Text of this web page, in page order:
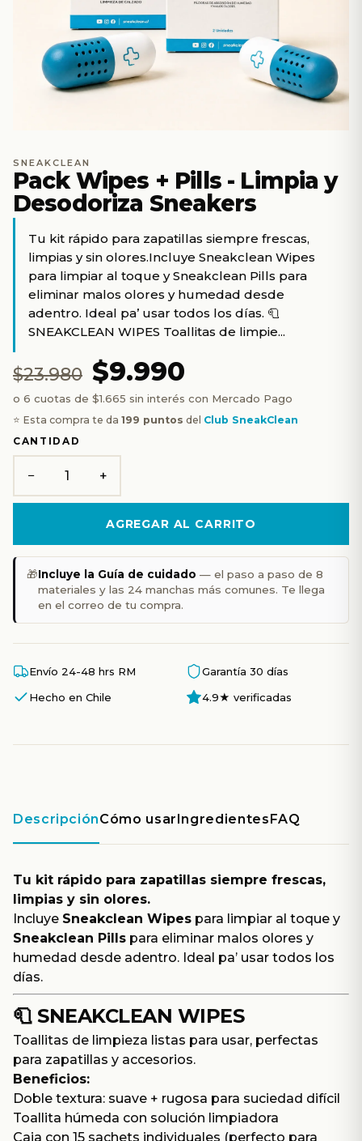
SNEAKCLEAN
Pack Wipes + Pills - Limpia y
Desodoriza Sneakers
Tu kit rápido para zapatillas siempre frescas,
limpias y sin olores.Incluye Sneakclean Wipes
para limpiar al toque y Sneakclean Pills para
eliminar malos olores y humedad desde
adentro. Ideal pa’ usar todos los días. 🧻
SNEAKCLEAN WIPES Toallitas de limpie...
$23.980 $9.990
o 6 cuotas de $1.665 sin interés con Mercado Pago
⭐ Esta compra te da 199 puntos del Club SneakClean
CANTIDAD
− +
AGREGAR AL CARRITO
🎁Incluye la Guía de cuidado — el paso a paso de 8
materiales y las 24 manchas más comunes. Te llega
en el correo de tu compra.
Envío 24-48 hrs RM
Garantía 30 días
Hecho en Chile
4.9★ verificadas
DescripciónCómo usarIngredientesFAQ
Tu kit rápido para zapatillas siempre frescas,
limpias y sin olores.
Incluye Sneakclean Wipes para limpiar al toque y
Sneakclean Pills para eliminar malos olores y
humedad desde adentro. Ideal pa’ usar todos los
días.
🧻SNEAKCLEAN WIPES
Toallitas de limpieza listas para usar, perfectas
para zapatillas y accesorios.
Beneficios:
Doble textura: suave + rugosa para suciedad difícil
Toallita húmeda con solución limpiadora
Caja con 15 sachets individuales (perfecto para